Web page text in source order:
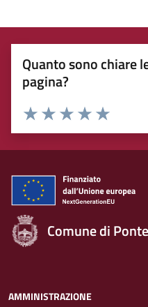
Quanto sono chiare
pagina?
Rating:
Valuta 5
Valuta 4 stelle
Valuta 3 stelle su 5
Valuta 2 stelle su 5
Valuta 1 stelle su 5
Comune di
AMMINISTRAZIONE